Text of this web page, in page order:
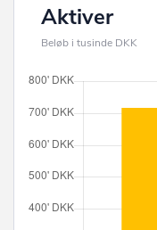
Aktiver
Beløb i tusinde DKK